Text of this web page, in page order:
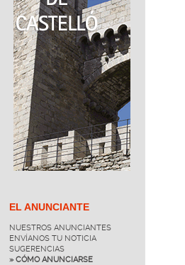
EL ANUNCIANTE
NUESTROS ANUNCIANTES
ENVÍANOS TU NOTICIA
SUGERENCIAS
» CÓMO ANUNCIARSE